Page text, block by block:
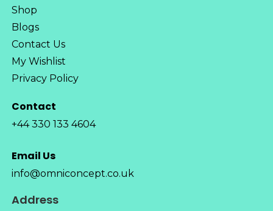
Shop
Blogs
Contact Us
My Wishlist
Privacy Policy
Contact
+44 330 133 4604
Email Us
info@omniconcept.co.uk
Address